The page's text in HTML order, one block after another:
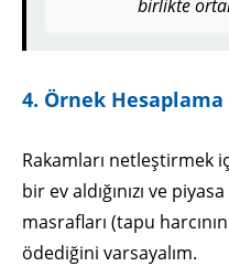
birlikte
4. Örnek Hesaplama
Rakamları netleştirmek
bir ev aldığınızı ve
masrafları (tapu
ödediğini varsayalım.